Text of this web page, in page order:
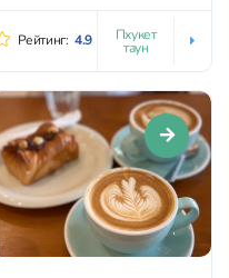
создавая гармонию вкусов
и ароматов. В меню также
есть сэндвичи для более
сытного перекуса.
Предлагают несколько
степеней обжарки кофе.
Интерьер заведения
уютный и светлый, что
располагает...
Рейтинг: 4.9 Пхукет
таун